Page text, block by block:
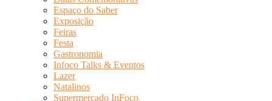
Espaço do Saber
Exposição
Feiras
Festa
Gastronomia
Infoco Talks & Eventos
Lazer
Natalinos
Supermercado InFoco